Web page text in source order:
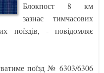
Блокпост 8 км
зазнає тимчасових
поїздів, - повідомляє
поїзд № 6303/6306